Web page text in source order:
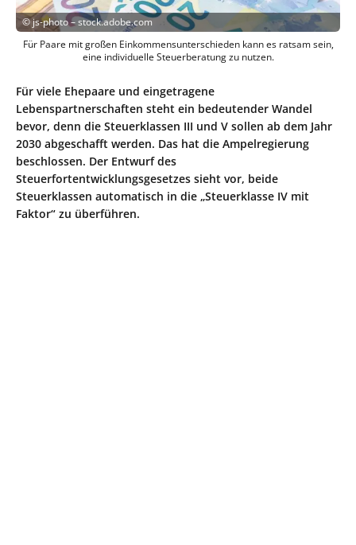
©js-photo – stock.adobe.com
Für Paare mit großen Einkommensunterschieden kann es ratsam sein,
eine individuelle Steuerberatung zu nutzen.
Für viele Ehepaare und eingetragene
Lebenspartnerschaften steht ein bedeutender Wandel
bevor, denn die Steuerklassen III und V sollen ab dem Jahr
2030 abgeschafft werden. Das hat die Ampelregierung
beschlossen. Der Entwurf des
Steuerfortentwicklungsgesetzes sieht vor, beide
Steuerklassen automatisch in die „Steuerklasse IV mit
Faktor“ zu überführen.